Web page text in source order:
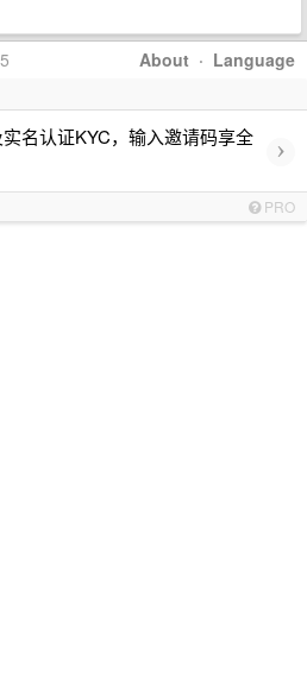
About · Language
名认证KYC，输入邀请码享全
›
PRO